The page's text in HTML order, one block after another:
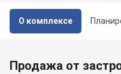
О комплексе
Продажа от